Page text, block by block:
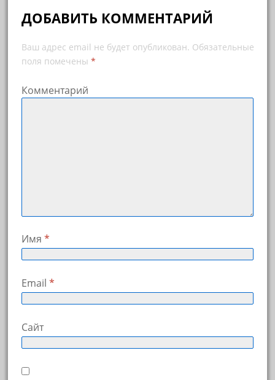
ДОБАВИТЬ КОММЕНТАРИЙ
Ваш адрес email не будет опубликован. Обязательные
поля помечены *
Комментарий
Имя *
Email *
Сайт